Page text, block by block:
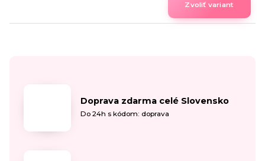
Zvoliť variant
Doprava zdarma celé Slovensko
Do 24h s kódom: doprava